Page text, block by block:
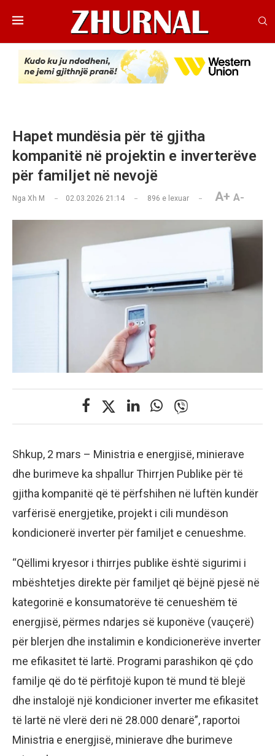
Hapet mundësia për të gjitha
kompanitë në projektin e inverterëve
për familjet në nevojë
Nga Xh M 02.03.2026 21:14 896 e lexuar A+ A-
Shkup, 2 mars – Ministria e energjisë, minierave
dhe burimeve ka shpallur Thirrjen Publike për të
gjitha kompanitë që të përfshihen në luftën kundër
varfërisë energjetike, projekt i cili mundëson
kondicionerë inverter për familjet e cenueshme.
“Qëllimi kryesor i thirrjes publike është sigurimi i
mbështetjes direkte për familjet që bëjnë pjesë në
kategorinë e konsumatorëve të cenueshëm të
energjisë, përmes ndarjes së kuponëve (vauçerë)
për blerjen dhe instalimin e kondicionerëve inverter
me efikasitet të lartë. Programi parashikon që çdo
familje që do të përfitojë kupon të mund të blejë
dhe instalojë një kondicioner inverter me efikasitet
të lartë në vlerë deri në 28.000 denarë”, raportoi
Ministria e energjisë, minierave dhe burimeve